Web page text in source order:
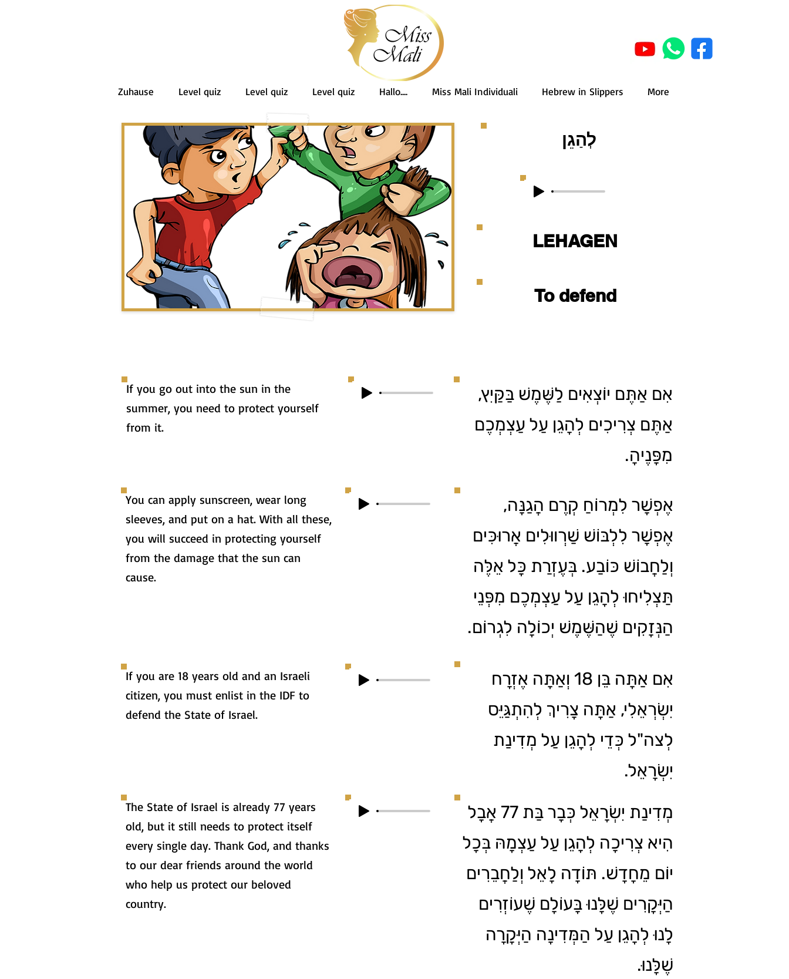
Zuhause Level quiz Level quiz Level quiz Hallo.... Miss Mali Individuali Hebrew in Slippers More
לְהַגֵן
LEHAGEN
To defend
If you go out into the sun in the
summer, you need to protect yourself
from it.
אִם אַתֶּם יוֹצְאִים לַשֶּׁמֶשׁ בַּקַּיִץ,
אַתֶּם צְרִיכִים לְהָגֵן עַל עַצְמְכֶם
מִפָּנֶיהָ.
You can apply sunscreen, wear long
sleeves, and put on a hat. With all these,
you will succeed in protecting yourself
from the damage that the sun can
cause.
אֶפְשָׁר לִמְרוֹחַ קְרֶם הֲגַנָּה,
אֶפְשָׁר לִלְבּוֹשׁ שַׁרְווּלִים אֲרוּכִּים
וְלַחֲבוֹשׁ כּוֹבַע. בְּעֶזְרַת כָּל אֵלֶּה
תַּצְלִיחוּ לְהָגֵן עַל עַצְמְכֶם מִפְּנֵי
הַנְּזָקִים שֶׁהַשֶּׁמֶשׁ יְכוֹלָה לִגְרוֹם.
If you are 18 years old and an Israeli
citizen, you must enlist in the IDF to
defend the State of Israel.
אִם אַתָּה בֵּן 18 וְאַתָּה אֶזְרָח
יִשְׂרְאֵלִי, אַתָּה צָרִיךְ לְהִתְגַּיֵּס
לְצה"ל כְּדֵי לְהָגֵן עַל מְדִינַת
יִשְׂרָאֵל.
The State of Israel is already 77 years
old, but it still needs to protect itself
every single day. Thank God, and thanks
to our dear friends around the world
who help us protect our beloved
country.
מְדִינַת יִשְׂרָאֵל כְּבָר בַּת 77 אֲבָל
הִיא צְרִיכָה לְהָגֵן עַל עַצְמָהּ בְּכָל
יוֹם מֵחָדָשׁ. תּוֹדָה לָאֵל וְלַחֲבֵרִים
הַיְּקָרִים שֶׁלָּנוּ בָּעוֹלָם שֶׁעוֹזְרִים
לָנוּ לְהָגֵן עַל הַמְּדִינָה הַיְּקָרָה
שֶׁלָּנוּ.